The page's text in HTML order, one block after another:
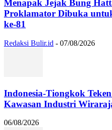
Menapak Jejak Bung
Proklamator Dibuka
ke-81
Redaksi Bulir.id - 07/08/2026
Indonesia-Tiongkok
Kawasan Industri
06/08/2026